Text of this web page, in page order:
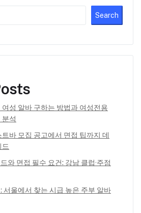
Search
성 알바 구하는 방법과 여성전용
분석
바 모집 공고에서 면접 팁까지 데
드
와 면접 필수 요건: 강남 클럽·주점
서울에서 찾는 시급 높은 주부 알바